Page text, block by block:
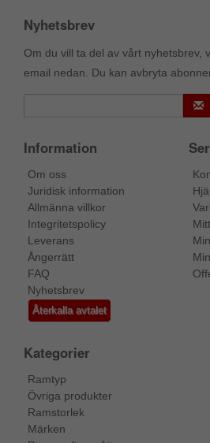
Nyhetsbrev
Om du vill ta del av vårt nyhetsbrev,
email nedan. Du kan avbryta
Information
Om oss
Juridisk information
Allmänna villkor
Integritetspolicy
Leverans
Ångerrätt
FAQ
Nyhetsbrev
Återkalla avtalet
Kategorier
Ramtyp
Övriga produkter
Ramstorlek
Märken